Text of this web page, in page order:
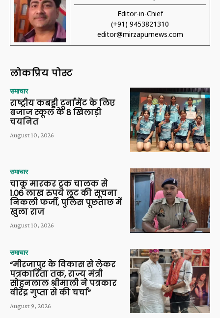
Editor-in-Chief
(+91) 9453821310
editor@mirzapurnews.com
लोकप्रिय पोस्ट
समाचार
राष्ट्रीय कबड्डी टूर्नामेंट के लिए
बजाज स्कूल के 8 खिलाड़ी
चयनित
August 10, 2026
समाचार
चाकू मारकर ट्रक चालक से
1.06 लाख रुपये लूट की सूचना
निकली फर्जी, पुलिस पूछताछ में
खुला राज
August 10, 2026
समाचार
“मीरजापुर के विकास से लेकर
पत्रकारिता तक, राज्य मंत्री
सोहनलाल श्रीमाली ने पत्रकार
वीरेंद्र गुप्ता से की चर्चा”
August 9, 2026